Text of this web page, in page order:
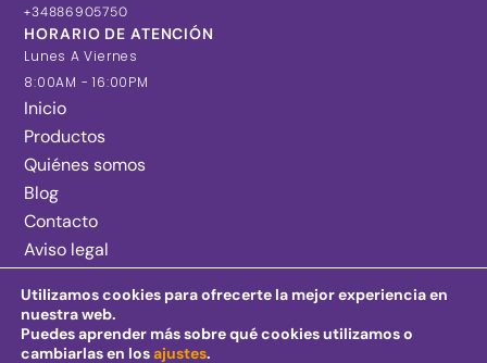
+34886905750
HORARIO DE ATENCIÓN
Lunes A Viernes
8:00AM - 16:00PM
Inicio
Productos
Quiénes somos
Blog
Contacto
Aviso legal
Política de cookies
Condiciones de Venta
Utilizamos cookies para ofrecerte la mejor experiencia en
nuestra web.
Puedes aprender más sobre qué cookies utilizamos o
cambiarlas en losajustes.